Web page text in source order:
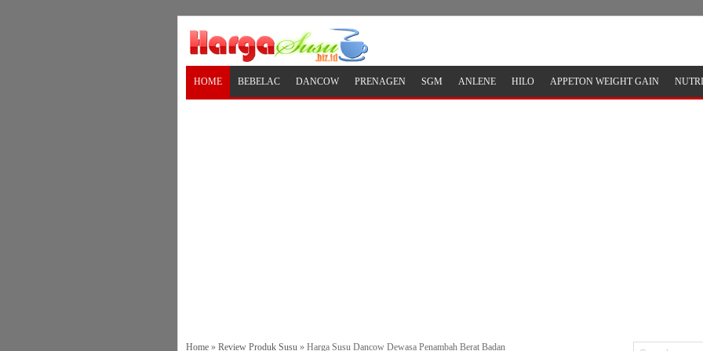
HOME BEBELAC DANCOW PRENAGEN SGM ANLENE HILO APPETON WEIGHT GAIN
Home » Review Produk Susu » Harga Susu Dancow Dewasa Penambah Berat Badan